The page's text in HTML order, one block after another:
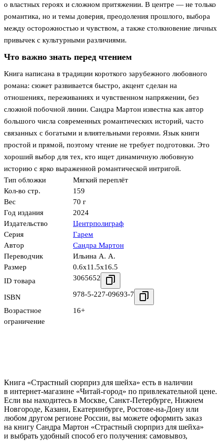
о властных героях и сложном притяжении. В центре — не только
романтика, но и темы доверия, преодоления прошлого, выбора
между осторожностью и чувством, а также столкновение личных
привычек с культурными различиями.
Что важно знать перед чтением
Книга написана в традиции короткого зарубежного любовного
романа: сюжет развивается быстро, акцент сделан на
отношениях, переживаниях и чувственном напряжении, без
сложной побочной линии. Сандра Мартон известна как автор
большого числа современных романтических историй, часто
связанных с богатыми и влиятельными героями. Язык книги
простой и прямой, поэтому чтение не требует подготовки. Это
хороший выбор для тех, кто ищет динамичную любовную
историю с ярко выраженной романтической интригой.
Тип обложки
Мягкий переплёт
Кол-во стр.
159
Вес
70 г
Год издания
2024
Издательство
Центрполиграф
Серия
Гарем
Автор
Сандра Мартон
Переводчик
Ильина А. А.
Размер
0.6x11.5x16.5
ID товара
3065652
ISBN 978-5-227-09693-7
Возрастное
ограничение
16+
Книга «Страстный сюрприз для шейха» есть в наличии
в интернет-магазине «Читай-город» по привлекательной цене.
Если вы находитесь в Москве, Санкт-Петербурге, Нижнем
Новгороде, Казани, Екатеринбурге, Ростове-на-Дону или
любом другом регионе России, вы можете оформить заказ
на книгу Сандра Мартон «Страстный сюрприз для шейха»
и выбрать удобный способ его получения: самовывоз,